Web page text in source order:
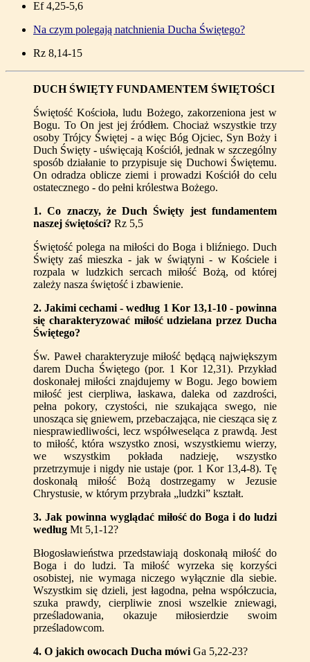
Ef 4,25-5,6
Na czym polegają natchnienia Ducha Świętego?
Rz 8,14-15
DUCH ŚWIĘTY FUNDAMENTEM ŚWIĘTOŚCI
Świętość Kościoła, ludu Bożego, zakorzeniona jest w
Bogu. To On jest jej źródłem. Chociaż wszystkie trzy
osoby Trójcy Świętej - a więc Bóg Ojciec, Syn Boży i
Duch Święty - uświęcają Kościół, jednak w szczególny
sposób działanie to przypisuje się Duchowi Świętemu.
On odradza oblicze ziemi i prowadzi Kościół do celu
ostatecznego - do pełni królestwa Bożego.
1. Co znaczy, że Duch Święty jest fundamentem
naszej świętości? Rz 5,5
Świętość polega na miłości do Boga i bliźniego. Duch
Święty zaś mieszka - jak w świątyni - w Kościele i
rozpala w ludzkich sercach miłość Bożą, od której
zależy nasza świętość i zbawienie.
2. Jakimi cechami - według 1 Kor 13,1-10 - powinna
się charakteryzować miłość udzielana przez Ducha
Świętego?
Św. Paweł charakteryzuje miłość będącą największym
darem Ducha Świętego (por. 1 Kor 12,31). Przykład
doskonałej miłości znajdujemy w Bogu. Jego bowiem
miłość jest cierpliwa, łaskawa, daleka od zazdrości,
pełna pokory, czystości, nie szukająca swego, nie
unosząca się gniewem, przebaczająca, nie ciesząca się z
niesprawiedliwości, lecz współweseląca z prawdą. Jest
to miłość, która wszystko znosi, wszystkiemu wierzy,
we wszystkim pokłada nadzieję, wszystko
przetrzymuje i nigdy nie ustaje (por. 1 Kor 13,4-8). Tę
doskonałą miłość Bożą dostrzegamy w Jezusie
Chrystusie, w którym przybrała „ludzki” kształt.
3. Jak powinna wyglądać miłość do Boga i do ludzi
według Mt 5,1-12?
Błogosławieństwa przedstawiają doskonałą miłość do
Boga i do ludzi. Ta miłość wyrzeka się korzyści
osobistej, nie wymaga niczego wyłącznie dla siebie.
Wszystkim się dzieli, jest łagodna, pełna współczucia,
szuka prawdy, cierpliwie znosi wszelkie zniewagi,
prześladowania, okazuje miłosierdzie swoim
prześladowcom.
4. O jakich owocach Ducha mówi Ga 5,22-23?